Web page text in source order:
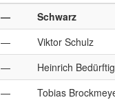
— Schwarz
— Viktor Schulz
— Heinrich Bedürftig
— Tobias